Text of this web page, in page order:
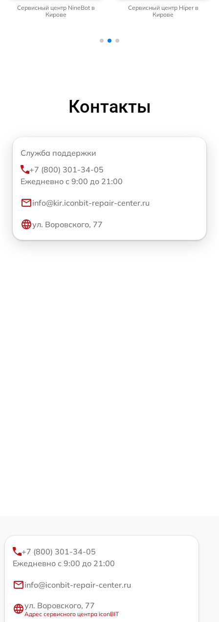
Сервисный центр NineBot в
Кирове
Сервисный центр Hiper в
Кирове
Контакты
Служба поддержки
+7 (800) 301-34-05
Ежедневно с 9:00 до 21:00
info@kir.iconbit-repair-center.ru
ул. Воровского, 77
+7 (800) 301-34-05
Ежедневно с 9:00 до 21:00
info@iconbit-repair-center.ru
ул. Воровского, 77
Адрес сервисного центра iconBIT